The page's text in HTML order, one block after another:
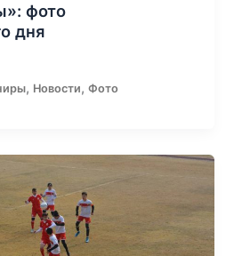
фото
дня
, Новости,Фото